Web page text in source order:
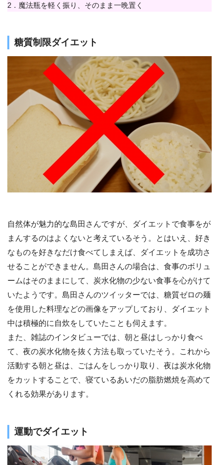
2．魔法瓶を軽く振り、そのまま一晩置く
糖質制限ダイエット
自然体が魅力的な島田さんですが、ダイエットで食事をが
まんするのはよくないと考えているそう。とはいえ、好き
なものを好きなだけ食べてしまえば、ダイエットを成功さ
せることができません。島田さんの場合は、食事のボリュ
ームはそのままにして、炭水化物の少ない食事を心がけて
いたようです。島田さんのツイッターでは、糖質ゼロの麺
を使用した料理などの画像をアップしており、ダイエット
中は積極的に自炊をしていたことも伺えます。
また、雑誌のインタビューでは、朝と昼はしっかり食べ
て、夜の炭水化物を抜く方法も取っていたそう。これから
活動する朝と昼は、ごはんをしっかり取り、夜は炭水化物
をカットすることで、寝ているあいだの脂肪燃焼を高めて
くれる効果があります。
運動でダイエット